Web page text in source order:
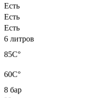
Есть
Есть
Есть
6 литров
85C°
60C°
8 бар